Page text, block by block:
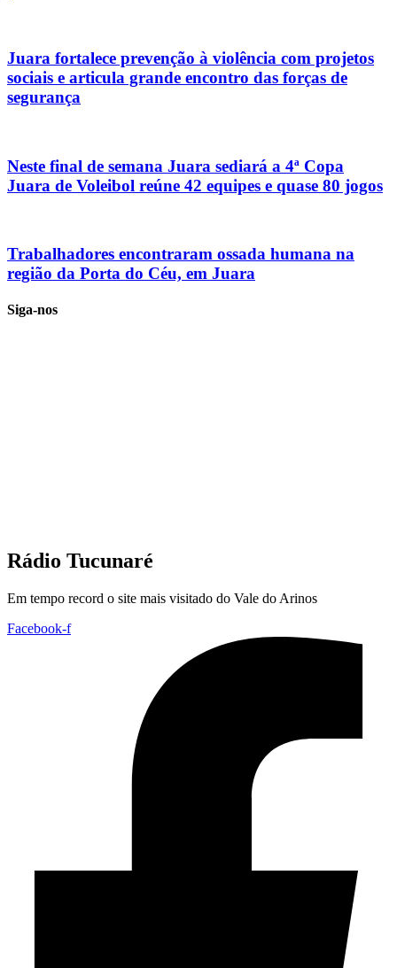
Juara fortalece prevenção à violência com projetos
sociais e articula grande encontro das forças de
segurança
Neste final de semana Juara sediará a 4ª Copa
Juara de Voleibol reúne 42 equipes e quase 80 jogos
Trabalhadores encontraram ossada humana na
região da Porta do Céu, em Juara
Siga-nos
Rádio Tucunaré
Em tempo record o site mais visitado do Vale do Arinos
Facebook-f